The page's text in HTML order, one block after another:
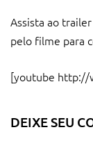
Assista ao
pelo filme para
[youtube http://
DEIXE SEU